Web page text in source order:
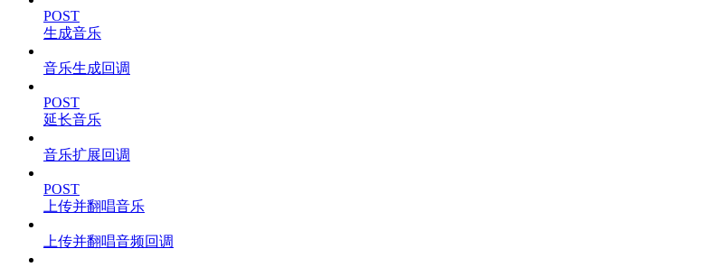
POST
生成音乐
音乐生成回调
POST
延长音乐
音乐扩展回调
POST
上传并翻唱音乐
上传并翻唱音频回调